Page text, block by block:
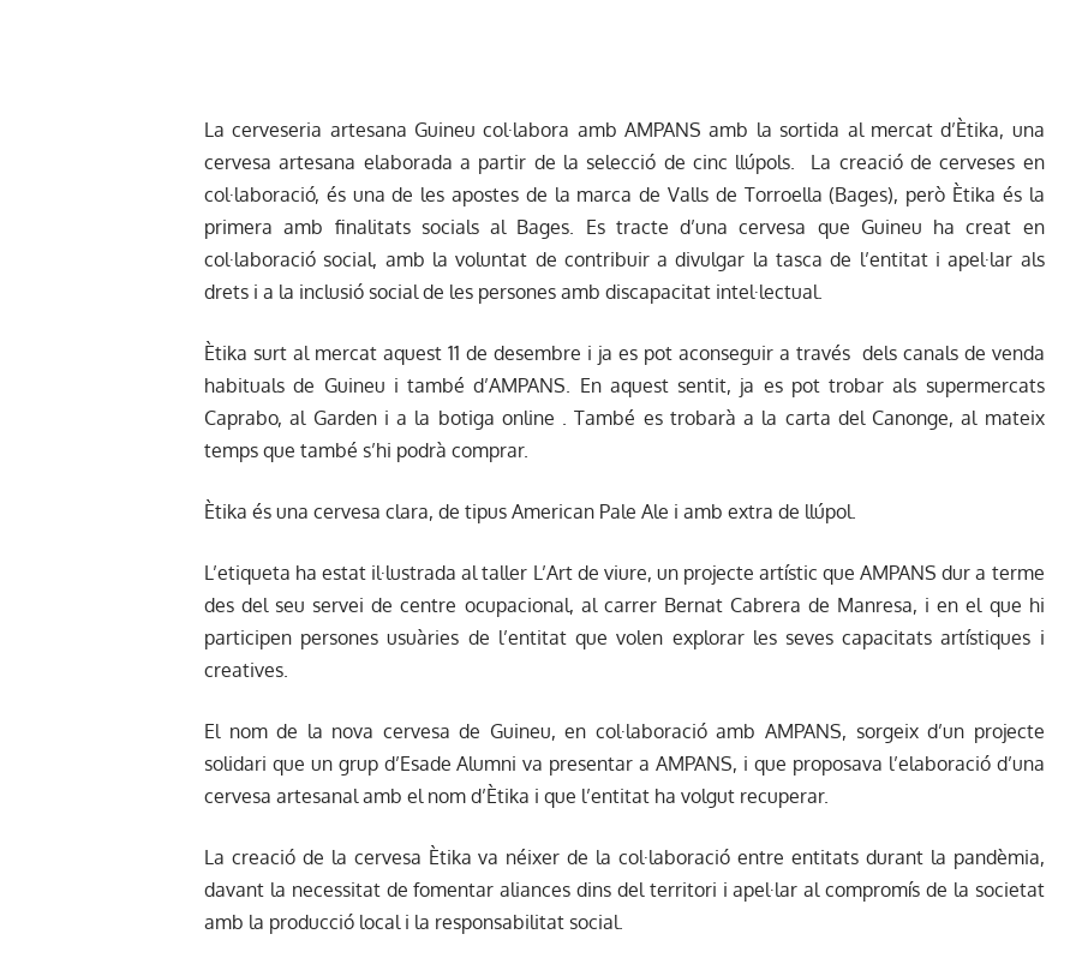
La cerveseria artesana Guineu col·labora amb AMPANS amb la sortida al mercat d’Ètika, una
cervesa artesana elaborada a partir de la selecció de cinc llúpols. La creació de cerveses en
col·laboració, és una de les apostes de la marca de Valls de Torroella (Bages), però Ètika és la
primera amb finalitats socials al Bages. Es tracte d’una cervesa que Guineu ha creat en
col·laboració social, amb la voluntat de contribuir a divulgar la tasca de l’entitat i apel·lar als
drets i a la inclusió social de les persones amb discapacitat intel·lectual.
Ètika surt al mercat aquest 11 de desembre i ja es pot aconseguir a través dels canals de venda
habituals de Guineu i també d’AMPANS. En aquest sentit, ja es pot trobar als supermercats
Caprabo, al Garden i a la botiga online . També es trobarà a la carta del Canonge, al mateix
temps que també s’hi podrà comprar.
Ètika és una cervesa clara, de tipus American Pale Ale i amb extra de llúpol.
L’etiqueta ha estat il·lustrada al taller L’Art de viure, un projecte artístic que AMPANS dur a terme
des del seu servei de centre ocupacional, al carrer Bernat Cabrera de Manresa, i en el que hi
participen persones usuàries de l’entitat que volen explorar les seves capacitats artístiques i
creatives.
El nom de la nova cervesa de Guineu, en col·laboració amb AMPANS, sorgeix d’un projecte
solidari que un grup d’Esade Alumni va presentar a AMPANS, i que proposava l’elaboració d’una
cervesa artesanal amb el nom d’Ètika i que l’entitat ha volgut recuperar.
La creació de la cervesa Ètika va néixer de la col·laboració entre entitats durant la pandèmia,
davant la necessitat de fomentar aliances dins del territori i apel·lar al compromís de la societat
amb la producció local i la responsabilitat social.